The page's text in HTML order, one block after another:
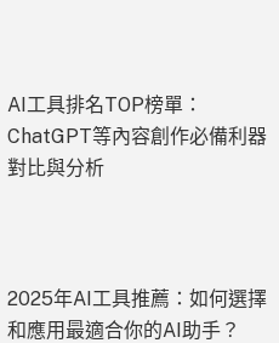
AI工具排名TOP榜單：
ChatGPT等內容創作必備利器
對比與分析
2025年AI工具推薦：如何選擇
和應用最適合你的AI助手？